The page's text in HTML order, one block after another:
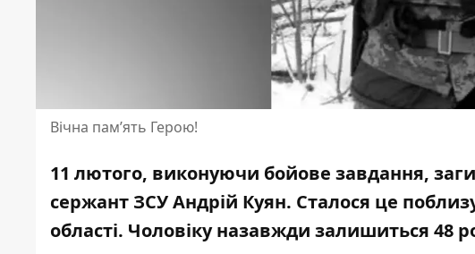
Вічна пам’ять Герою!
11 лютого, виконуючи бойове завдання,
сержант ЗСУ Андрій Куян. Сталося це
області. Чоловіку назавжди залишиться 48